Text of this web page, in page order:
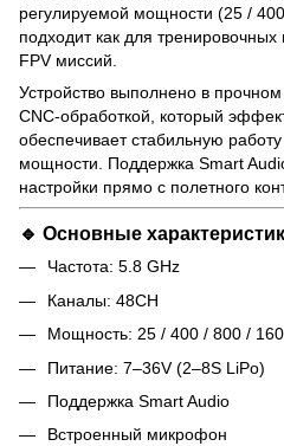
регулируемой мощности (25 /
подходит как для
FPV миссий.
Устройство выполнено в
CNC-обработкой, который
обеспечивает стабильную
мощности. Поддержка Smart
настройки прямо с полетного
🔹 Основные
Частота: 5.8 GHz
Каналы: 48CH
Мощность: 25 / 400 / 800 /
Питание: 7–36V (2–8S LiPo)
Поддержка Smart Audio
Встроенный микрофон